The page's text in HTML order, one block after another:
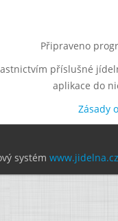
Připraveno
příslušné
aplikace do
Zásady
systém www.jidelna.cz